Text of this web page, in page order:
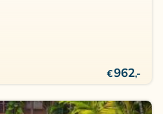
€962,-